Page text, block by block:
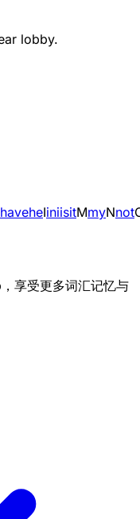
lobby.
haveheIiniisitMmyNnot
享受更多词汇记忆与